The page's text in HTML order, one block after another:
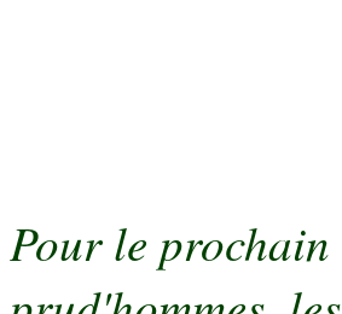
Pour le prochain